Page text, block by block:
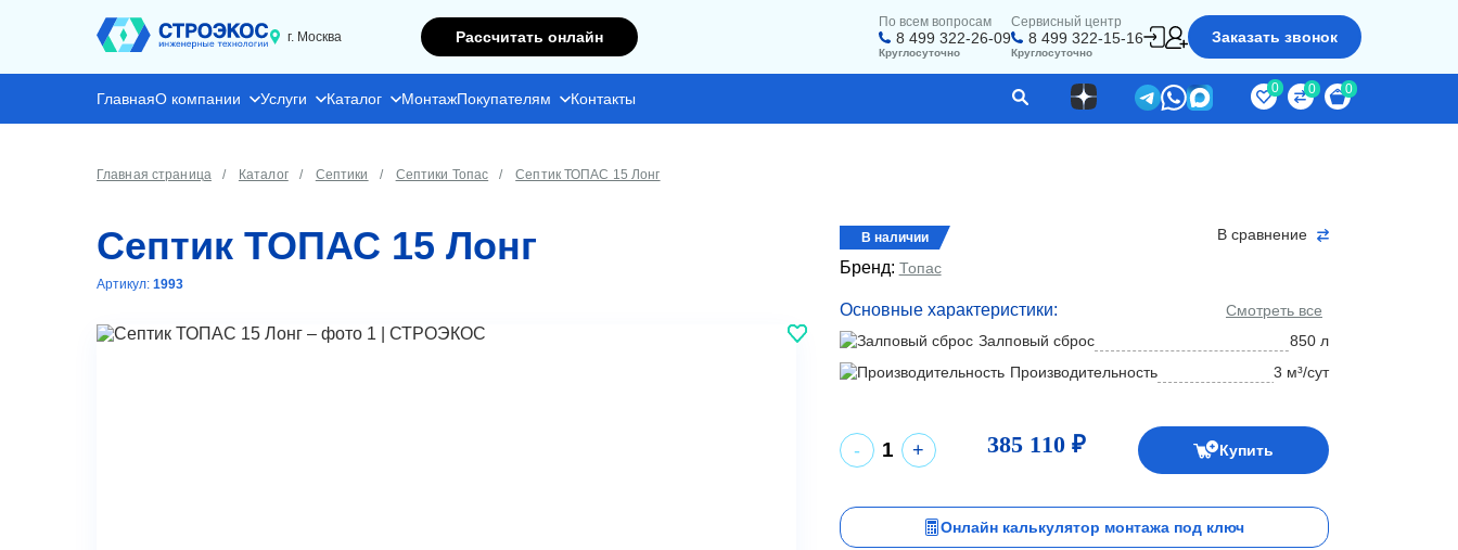
г. Москва Рассчитать онлайн
По всем вопросам
8 499 322-26-09
Круглосуточно
Сервисный центр
8 499 322-15-16
Круглосуточно
Заказать звонок
ГлавнаяО компании Услуги Каталог МонтажПокупателям Контакты
0 0 0
Главная страница Каталог Септики Септики Топас Септик ТОПАС 15 Лонг
Септик ТОПАС 15 Лонг
Артикул: 1993
В наличии
Бренд: Топас
В сравнение
Основные характеристики:
Смотреть все
Залповый сброс
850 л
Производительность
3 м³/сут
- + 385 110 ₽ Купить
Онлайн калькулятор монтажа под ключ